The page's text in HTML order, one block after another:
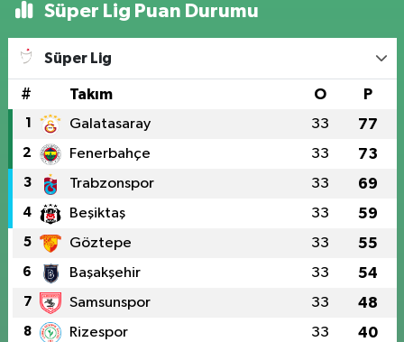
Süper Lig Puan Durumu
Süper Lig
# Takım O P
1 Galatasaray 33 77
2 Fenerbahçe 33 73
3 Trabzonspor 33 69
4 Beşiktaş 33 59
5 Göztepe 33 55
6 Başakşehir 33 54
7 Samsunspor 33 48
8 Rizespor 33 40